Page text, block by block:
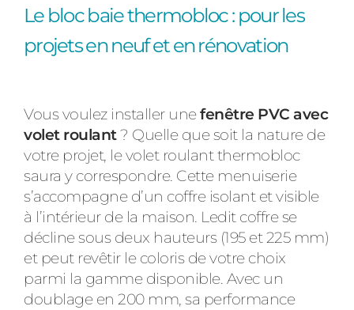
Le bloc baie thermobloc : pour les
projets en neuf et en rénovation
Vous voulez installer unefenêtre PVC avec
volet roulant? Quelle que soit la nature de
votre projet, le volet roulant thermobloc
saura y correspondre. Cette menuiserie
s’accompagne d’un coffre isolant et visible
à l’intérieur de la maison. Ledit coffre se
décline sous deux hauteurs (195 et 225 mm)
et peut revêtir le coloris de votre choix
parmi la gamme disponible. Avec un
doublage en 200 mm, sa performance